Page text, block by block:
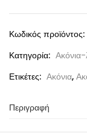
Κωδικός προϊόντος:
Κατηγορία:
Ετικέτες: Ακόνια,
Περιγραφή